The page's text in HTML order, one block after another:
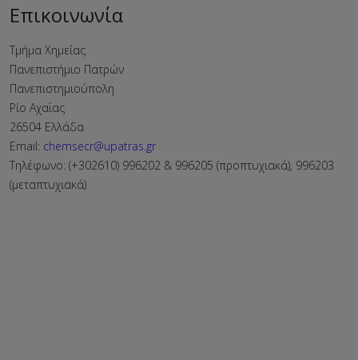
Επικοινωνία
Τμήμα Χημείας
Πανεπιστήμιο Πατρών
Πανεπιστημιούπολη
Ρίο Αχαΐας
26504 Ελλάδα
Email: chemsecr@upatras.gr
Τηλέφωνο: (+302610) 996202 & 996205 (προπτυχιακά), 996203
(μεταπτυχιακά)